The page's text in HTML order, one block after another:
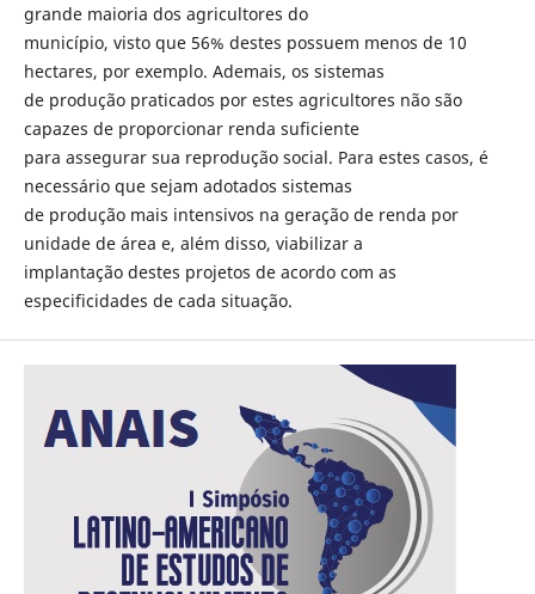
grande maioria dos agricultores do
município, visto que 56% destes possuem menos de 10
hectares, por exemplo. Ademais, os sistemas
de produção praticados por estes agricultores não são
capazes de proporcionar renda suficiente
para assegurar sua reprodução social. Para estes casos, é
necessário que sejam adotados sistemas
de produção mais intensivos na geração de renda por
unidade de área e, além disso, viabilizar a
implantação destes projetos de acordo com as
especificidades de cada situação.